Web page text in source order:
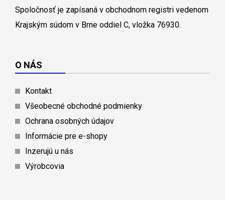
Spoločnosť je zapísaná v obchodnom registri vedenom
Krajským súdom v Brne oddiel C, vložka 76930.
O NÁS
Kontakt
Všeobecné obchodné podmienky
Ochrana osobných údajov
Informácie pre e-shopy
Inzerujú u nás
Výrobcovia